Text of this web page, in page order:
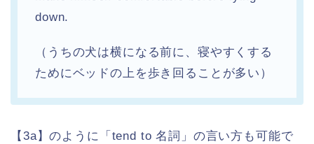
down.
（うちの犬は横になる前に、寝やすくする
ためにベッドの上を歩き回ることが多い）
【3a】のように「tend to 名詞」の言い方も可能で